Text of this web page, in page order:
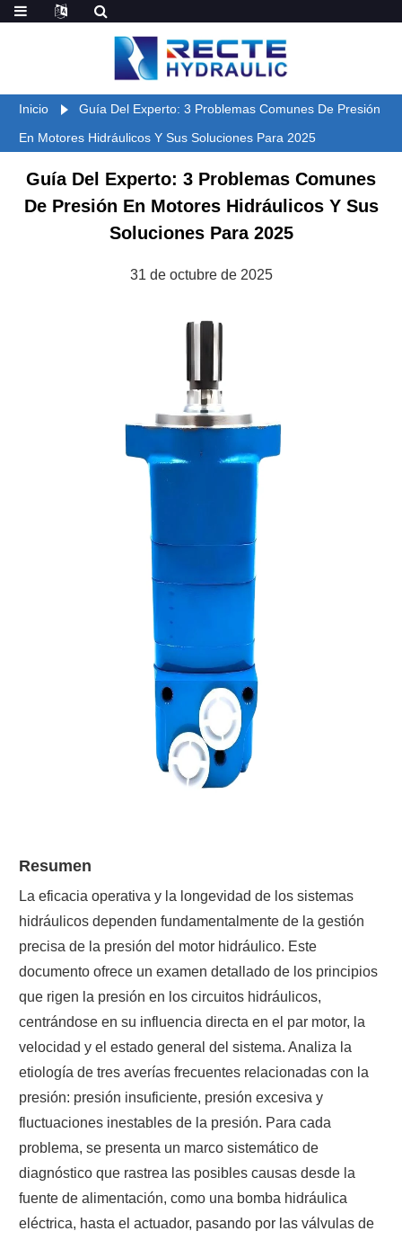
Inicio
Guía Del Experto: 3 Problemas Comunes De Presión
En Motores Hidráulicos Y Sus Soluciones Para 2025
Guía Del Experto: 3 Problemas Comunes
De Presión En Motores Hidráulicos Y Sus
Soluciones Para 2025
31 de octubre de 2025
Resumen
La eficacia operativa y la longevidad de los sistemas
hidráulicos dependen fundamentalmente de la gestión
precisa de la presión del motor hidráulico. Este
documento ofrece un examen detallado de los principios
que rigen la presión en los circuitos hidráulicos,
centrándose en su influencia directa en el par motor, la
velocidad y el estado general del sistema. Analiza la
etiología de tres averías frecuentes relacionadas con la
presión: presión insuficiente, presión excesiva y
fluctuaciones inestables de la presión. Para cada
problema, se presenta un marco sistemático de
diagnóstico que rastrea las posibles causas desde la
fuente de alimentación, como una bomba hidráulica
eléctrica, hasta el actuador, pasando por las válvulas de